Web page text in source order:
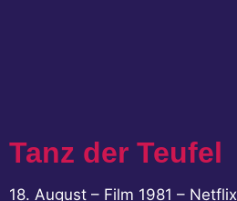
Tanz der Teufel
18. August – Film 1981 – Netflix